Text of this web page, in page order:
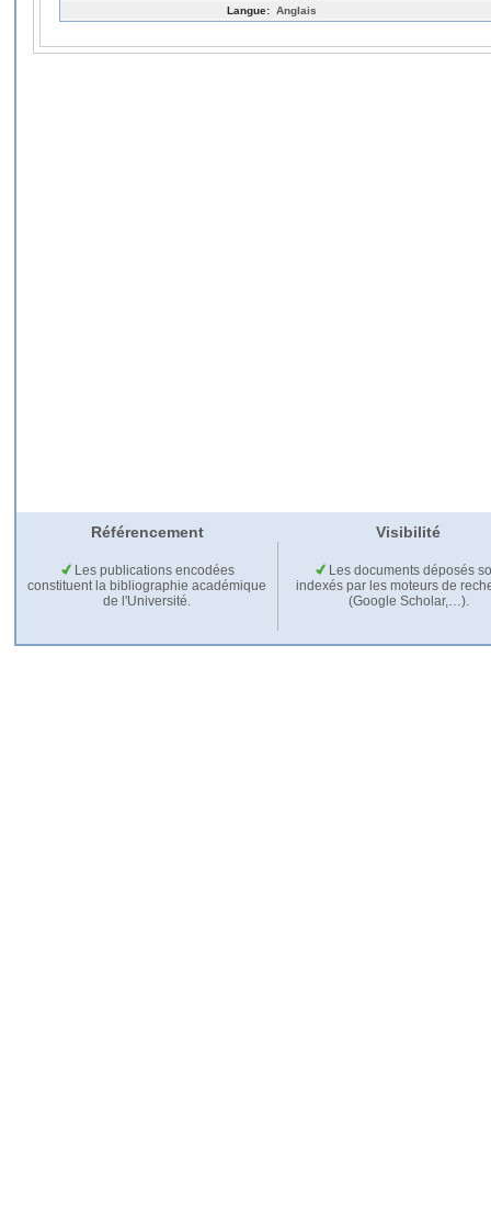
Langue: Anglais
Référencement Visibilité
Les publications encodées
constituent la bibliographie académique
de l'Université.
Les documents déposés
indexés par les moteurs de
(Google Scholar,…).